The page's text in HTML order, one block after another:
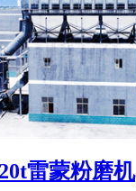
雷蒙粉磨机